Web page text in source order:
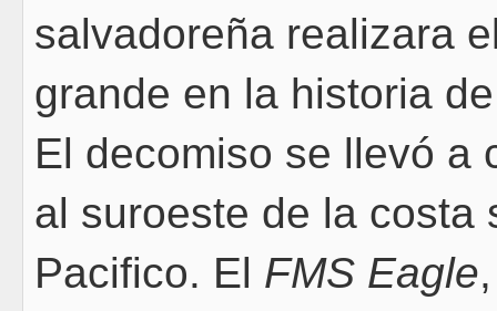
salvadoreña realizara
grande en la historia
El decomiso se llevó a
al suroeste de la costa
Pacifico. El FMS Eagle